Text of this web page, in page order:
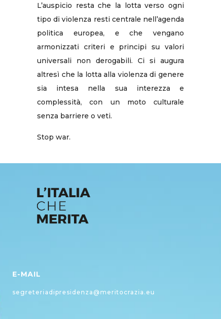
L’auspicio resta che la lotta verso ogni
tipo di violenza resti centrale nell’agenda
politica europea, e che vengano
armonizzati criteri e principi su valori
universali non derogabili. Ci si augura
altresì che la lotta alla violenza di genere
sia intesa nella sua interezza e
complessità, con un moto culturale
senza barriere o veti.
Stop war.
E-MAIL
segreteriadipresidenza@meritocrazia.eu